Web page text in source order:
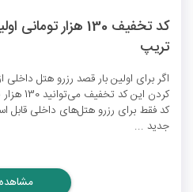
کد تخفیف 130 هزار
تریپ
اگر برای اولین بار قصد رزرو هتل داخلی
کردن
کد فقط برای رزرو هتل‌های داخلی قابل
جدید ...
مشاهده